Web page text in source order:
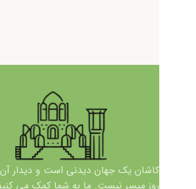
کاشان یک جهان دیدنی است و دیدار
روز میسر نیست. ما به شما کمک می